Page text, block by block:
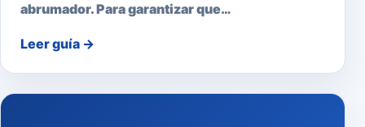
abrumador. Para garantizar que…
Leer guía →